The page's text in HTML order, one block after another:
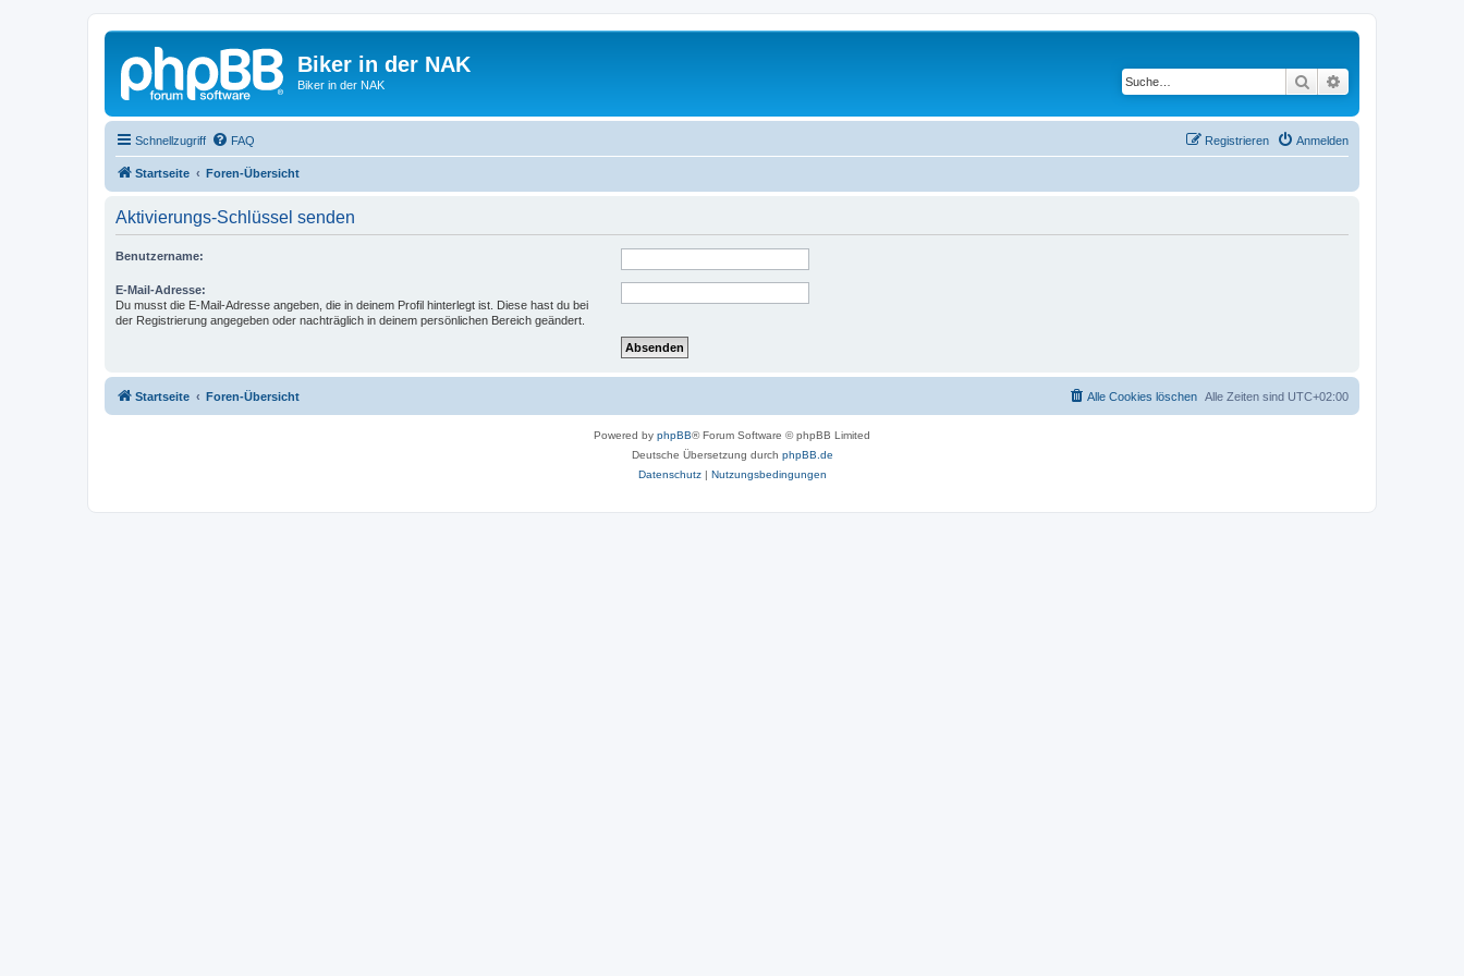
Biker in der NAK
Biker in der NAK Suche
Schnellzugriff FAQ Anmelden
Registrieren
Startseite Foren-Übersicht
Aktivierungs-Schlüssel senden
Benutzername:
E-Mail-Adresse:
Du musst die E-Mail-Adresse angeben, die in deinem Profil hinterlegt ist. Diese hast du bei
der Registrierung angegeben oder nachträglich in deinem persönlichen Bereich geändert.
Startseite Foren-Übersicht Alle Zeiten sind UTC+02:00
Alle Cookies löschen
Powered by phpBB® Forum Software © phpBB Limited
Deutsche Übersetzung durch phpBB.de
Datenschutz| Nutzungsbedingungen